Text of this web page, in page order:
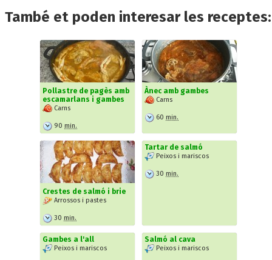
També et poden interesar les receptes:
Pollastre de pagès amb
escamarlans i gambes
Carns
90 min.
Ànec amb gambes
Carns
60 min.
Crestes de salmó i brie
Arrossos i pastes
30 min.
Tartar de salmó
Peixos i mariscos
30 min.
Gambes a l'all
Peixos i mariscos
Salmó al cava
Peixos i mariscos